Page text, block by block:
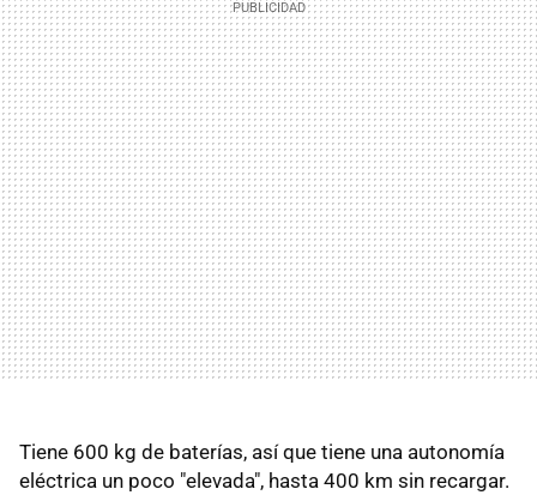
Tiene 600 kg de baterías, así que tiene una autonomía
eléctrica un poco "elevada", hasta 400 km sin recargar.